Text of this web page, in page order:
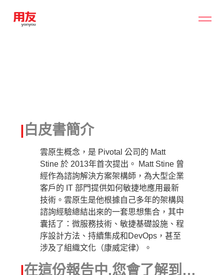
| 白皮書簡介
雲原生概念，是 Pivotal 公司的 Matt
Stine 於 2013年首次提出。 Matt Stine 曾
經作為諮詢解決方案架構師，為大型企業
客戶的 IT 部門提供如何敏捷地應用最新
技術。雲原生是他根據自己多年的架構與
諮詢經驗總結出來的一套思想集合，其中
囊括了：微服務技術、敏捷基礎設施、程
序設計方法、持續集成和DevOps，甚至
涉及了組織文化（康威定律）。
|在這份報告中,您會了解到…